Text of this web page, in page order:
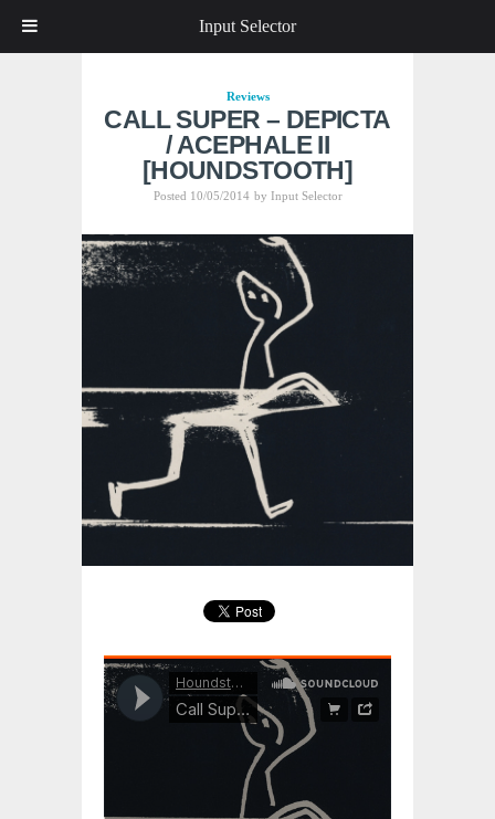
Reviews
CALL SUPER – DEPICTA
/ ACEPHALE II
[HOUNDSTOOTH]
Posted 10/05/2014 by Input Selector
Input Selector